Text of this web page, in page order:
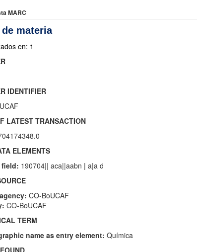
MARC
materia
en: 1
IDENTIFIER
LATEST TRANSACTION
ELEMENTS
190704|| aca||aabn | a|a d
CO-BoUCAF
CO-BoUCAF
TERM
name as entry element: Química